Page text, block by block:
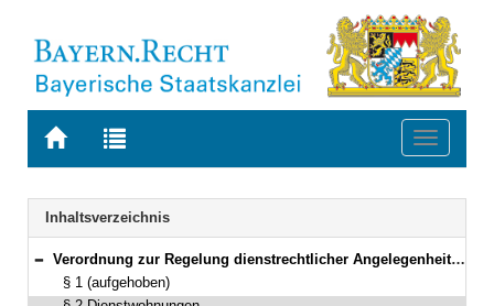
Zur
BAYERN.RECHT
Zur
letzten
Suche
Toggle
Navigation
Inhaltsverzeichnis
Bereich reduzieren
Verordnung zur Regelung dienstrechtlicher Angelegenheiten der Bayerischen Staatsforsten (DienstBaySFV) Vom 29. Juli 2008 (GVBl. S. 550) BayRS 2030-3-7-2-W (§§ 1–4)
§ 1 (aufgehoben)